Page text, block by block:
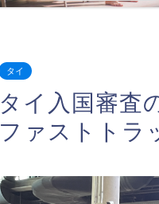
タイ
タイ入国審査
ファストトラ